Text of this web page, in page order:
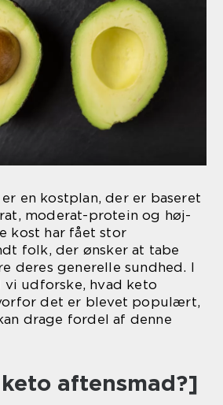
en kostplan, der er baseret
moderat-protein og høj-
kost har fået stor
folk, der ønsker at tabe
deres generelle sundhed. I
udforske, hvad keto
det er blevet populært,
drage fordel af denne
aftensmad?]